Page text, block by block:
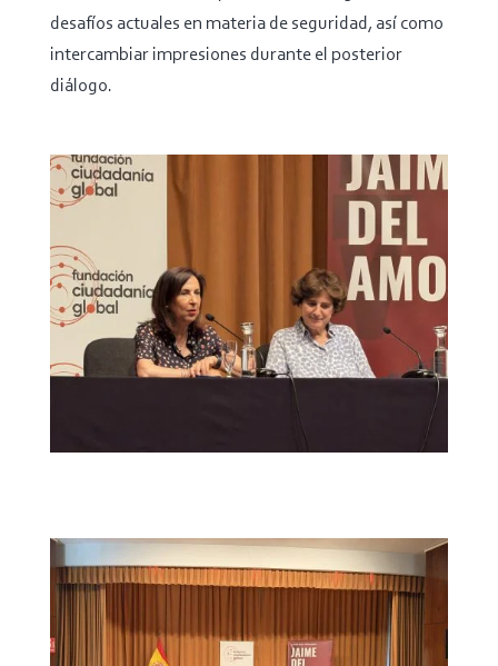
desafíos actuales en materia de seguridad, así como
intercambiar impresiones durante el posterior
diálogo.